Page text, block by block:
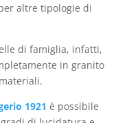
altre tipologie di
di famiglia, infatti,
in granito
1921 è possibile